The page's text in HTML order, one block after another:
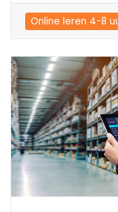
Online leren 4-8